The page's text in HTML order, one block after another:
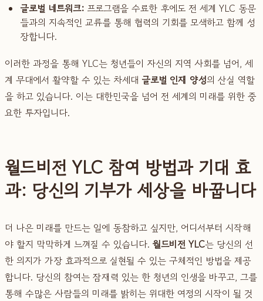
글로벌 네트워크: 프로그램을 수료한 후에도 전 세계 YLC 동문
들과의 지속적인 교류를 통해 협력의 기회를 모색하고 함께 성
장합니다.
이러한 과정을 통해 YLC는 청년들이 자신의 지역 사회를 넘어, 세
계 무대에서 활약할 수 있는 차세대 글로벌 인재 양성의 산실 역할
을 하고 있습니다. 이는 대한민국을 넘어 전 세계의 미래를 위한 중
요한 투자입니다.
월드비전 YLC 참여 방법과 기대 효
과: 당신의 기부가 세상을 바꿉니다
더 나은 미래를 만드는 일에 동참하고 싶지만, 어디서부터 시작해
야 할지 막막하게 느껴질 수 있습니다. 월드비전 YLC는 당신의 선
한 의지가 가장 효과적으로 실현될 수 있는 구체적인 방법을 제공
합니다. 당신의 참여는 잠재력 있는 한 청년의 인생을 바꾸고, 그를
통해 수많은 사람들의 미래를 밝히는 위대한 여정의 시작이 될 것